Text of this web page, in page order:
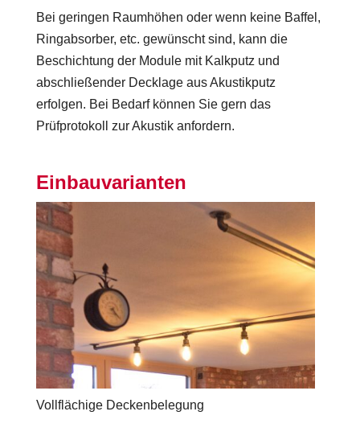
Bei geringen Raumhöhen oder wenn keine Baffel,
Ringabsorber, etc. gewünscht sind, kann die
Beschichtung der Module mit Kalkputz und
abschließender Decklage aus Akustikputz
erfolgen. Bei Bedarf können Sie gern das
Prüfprotokoll zur Akustik anfordern.
Einbauvarianten
Vollflächige Deckenbelegung